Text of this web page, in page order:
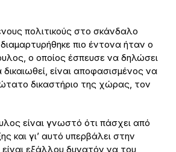
πολιτικούς στο σκάνδαλο
πιο έντονα ήταν ο
ο οποίος έσπευσε να δηλώσει
είναι αποφασισμένος να
δικαστήριο της χώρας, τον
είναι γνωστό ότι πάσχει από
και γι’ αυτό υπερβάλει στην
εξάλλου δυνατόν να του